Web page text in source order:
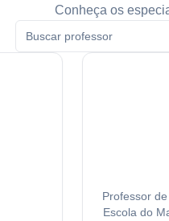
Conheça os
Professor
Escola do